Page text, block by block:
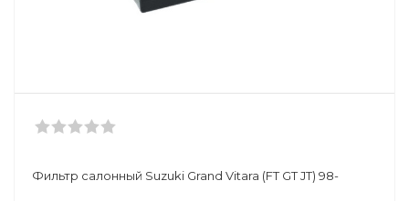
Фильтр салонный Suzuki Grand Vitara (FT GT JT) 98-